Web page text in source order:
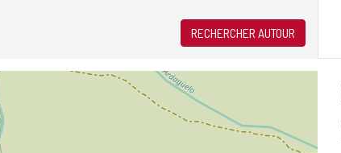
RECHERCHER AUTOUR